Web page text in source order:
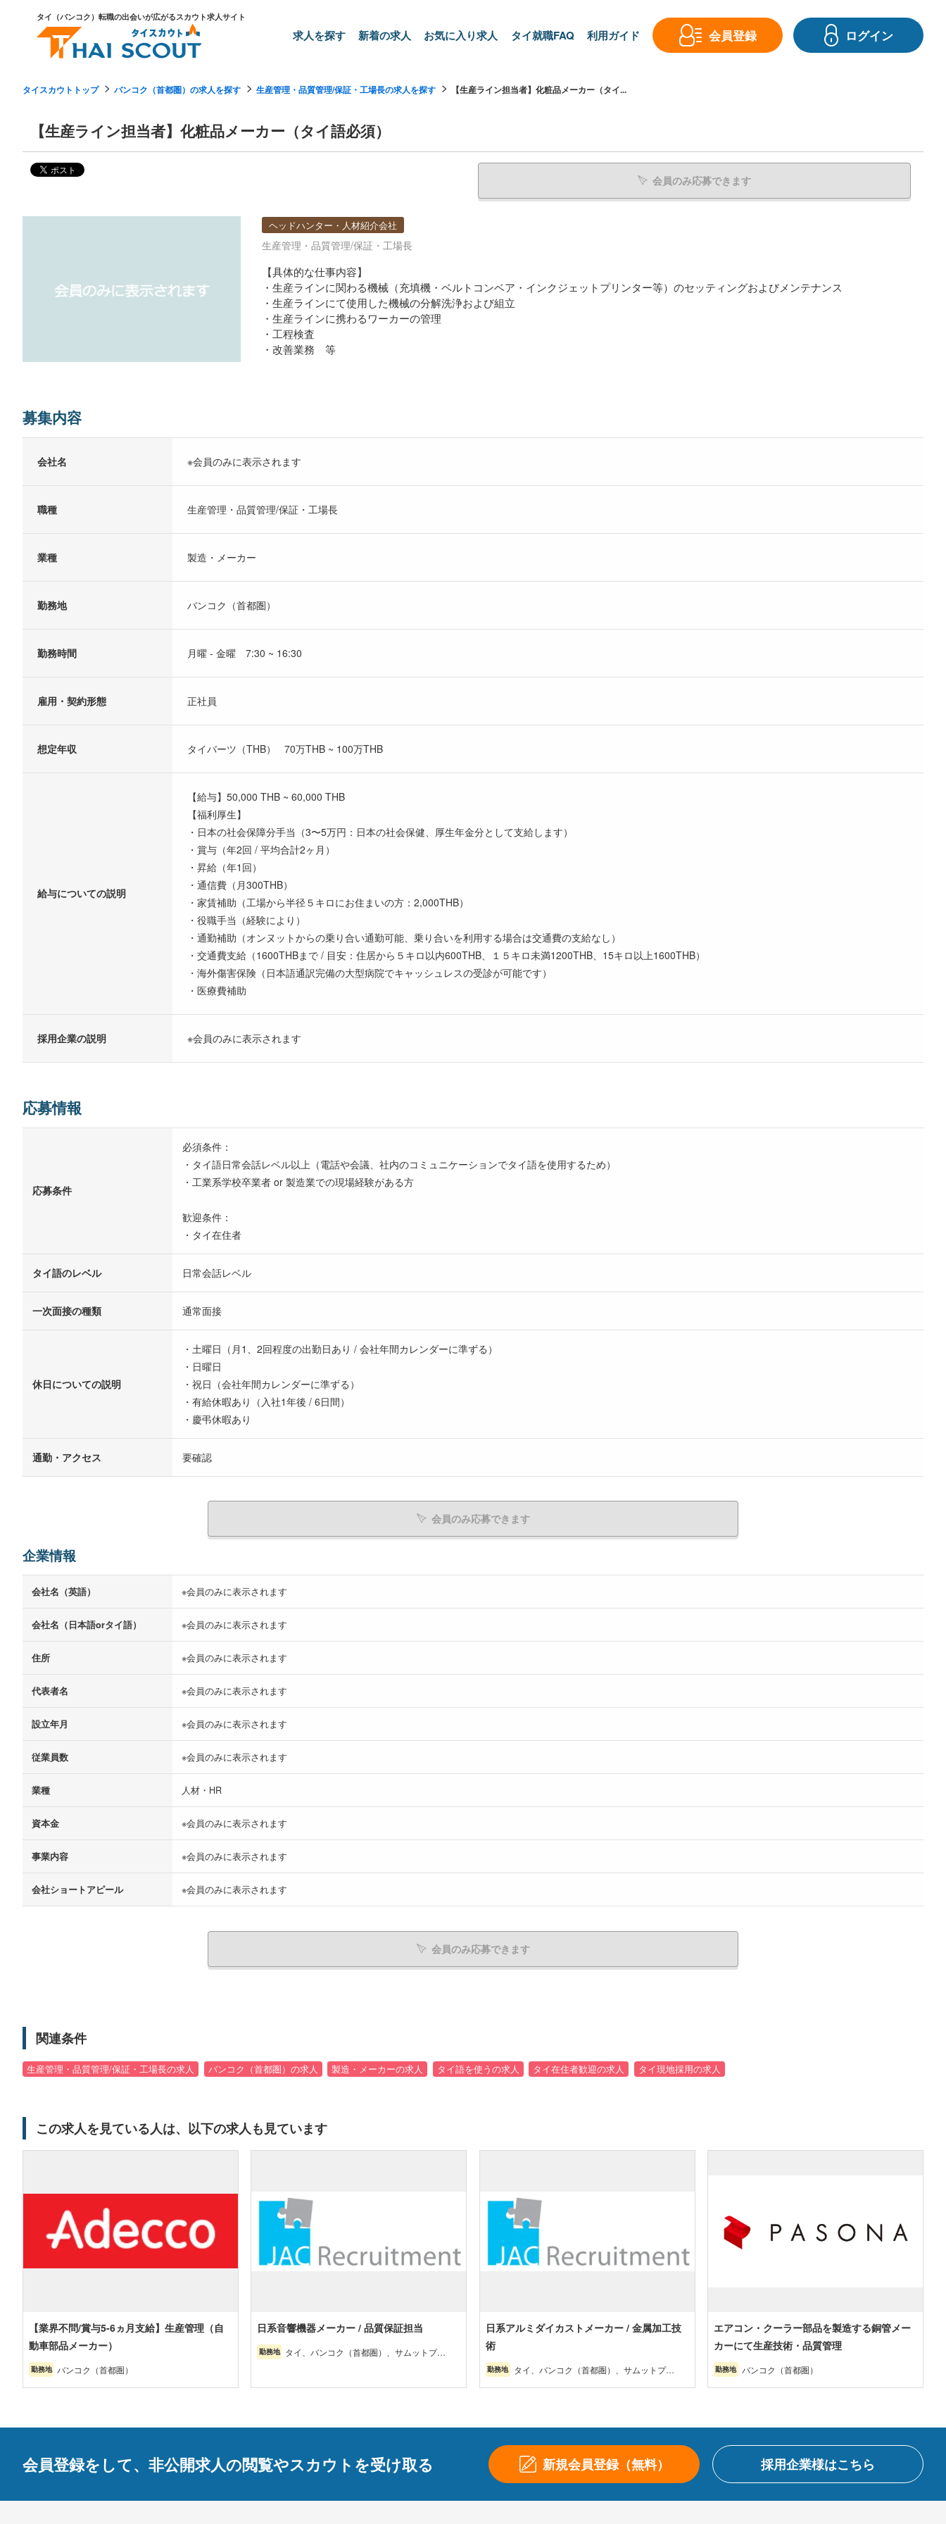
タイ（バンコク）転職の出会いが広がるスカウト求人サイト
求人を探す 新着の求人 お気に入り求人 タイ就職FAQ 利用ガイド 会員登録 ログイン
タイスカウトトップ バンコク（首都圏）の求人を探す 生産管理・品質管理/保証・工場長の求人を探す 【生産ライン担当者】化粧品メーカー（タイ...
【生産ライン担当者】化粧品メーカー（タイ語必須）
会員のみ応募できます
ヘッドハンター・人材紹介会社
生産管理・品質管理/保証・工場長
【具体的な仕事内容】
・生産ラインに関わる機械（充填機・ベルトコンベア・インクジェットプリンター等）のセッティングおよびメンテナンス
・生産ラインにて使用した機械の分解洗浄および組立
・生産ラインに携わるワーカーの管理
・工程検査
・改善業務 等
募集内容
会社名 ※会員のみに表示されます
職種 生産管理・品質管理/保証・工場長
業種 製造・メーカー
勤務地 バンコク（首都圏）
勤務時間 月曜 - 金曜 7:30 ~ 16:30
雇用・契約形態 正社員
想定年収 タイバーツ（THB） 70万THB ~ 100万THB
給与についての説明
【給与】50,000 THB ~ 60,000 THB
【福利厚生】
・日本の社会保障分手当（3〜5万円：日本の社会保健、厚生年金分として支給します）
・賞与（年2回 / 平均合計2ヶ月）
・昇給（年1回）
・通信費（月300THB）
・家賃補助（工場から半径５キロにお住まいの方：2,000THB）
・役職手当（経験により）
・通勤補助（オンヌットからの乗り合い通勤可能、乗り合いを利用する場合は交通費の支給なし）
・交通費支給（1600THBまで / 目安：住居から５キロ以内600THB、１５キロ未満1200THB、15キロ以上1600THB）
・海外傷害保険（日本語通訳完備の大型病院でキャッシュレスの受診が可能です）
・医療費補助
採用企業の説明 ※会員のみに表示されます
応募情報
応募条件
必須条件：
・タイ語日常会話レベル以上（電話や会議、社内のコミュニケーションでタイ語を使用するため）
・工業系学校卒業者 or 製造業での現場経験がある方
歓迎条件：
・タイ在住者
タイ語のレベル 日常会話レベル
一次面接の種類 通常面接
休日についての説明
・土曜日（月1、2回程度の出勤日あり / 会社年間カレンダーに準ずる）
・日曜日
・祝日（会社年間カレンダーに準ずる）
・有給休暇あり（入社1年後 / 6日間）
・慶弔休暇あり
通勤・アクセス 要確認
会員のみ応募できます
企業情報
会社名（英語） ※会員のみに表示されます
会社名（日本語orタイ語） ※会員のみに表示されます
住所 ※会員のみに表示されます
代表者名 ※会員のみに表示されます
設立年月 ※会員のみに表示されます
従業員数 ※会員のみに表示されます
業種 人材・HR
資本金 ※会員のみに表示されます
事業内容 ※会員のみに表示されます
会社ショートアピール ※会員のみに表示されます
会員のみ応募できます
関連条件
生産管理・品質管理/保証・工場長の求人 バンコク（首都圏）の求人 製造・メーカーの求人 タイ語を使うの求人 タイ在住者歓迎の求人 タイ現地採用の求人
この求人を見ている人は、以下の求人も見ています
【業界不問/賞与5-6ヵ月支給】生産管理（自
動車部品メーカー）
勤務地 バンコク（首都圏）
日系音響機器メーカー / 品質保証担当
勤務地 タイ、バンコク（首都圏）、サムットプラ
日系アルミダイカストメーカー / 金属加工技
術
勤務地
タイ、バンコク（首都圏）、サムットプラ
エアコン・クーラー部品を製造する銅管メー
カーにて生産技術・品質管理
勤務地 バンコク（首都圏）
会員登録をして、非公開求人の閲覧やスカウトを受け取る 新規会員登録（無料） 採用企業様はこちら